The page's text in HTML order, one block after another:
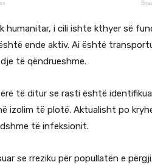
humanitar, i cili ishte kthyer së
ende aktiv. Ai është
të qëndrueshme.
të ditur se rasti është
izolim të plotë. Aktualisht po
të infeksionit.
se rreziku për popullatën e